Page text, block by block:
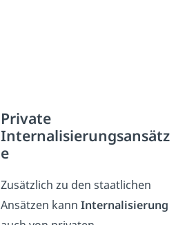
Private
Internalisierungsansätz
e
Zusätzlich zu den staatlichen
Ansätzen kann Internalisierung